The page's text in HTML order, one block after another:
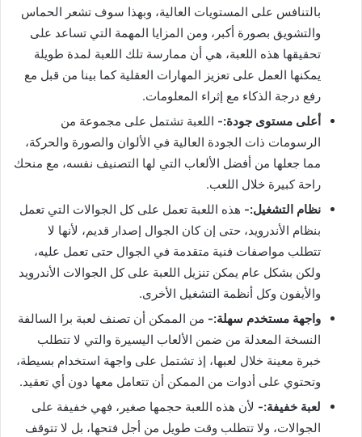
بالتنافس على المستويات العالية، وبهذا سوف تشعر الحماس
والتشويق بصورة أكبر، ومن المزايا المهمة التي تساعد على
تحقيقها هذه اللعبة، هي أن ممارسة تلك اللعبة لمدة طويلة
يمكنها العمل على تعزيز المهارات العقلية كما بينا من قبل مع
رفع درجة الذكاء مع إثراء المعلومات.
أعلى مستوى جودة:- اللعبة تشتمل على مجموعة من
الرسومات ذات الجودة العالية في الألوان والصورة والحركة،
مما جعلها من أفضل الألعاب التي لها التصنيف نفسه، مع منحك
راحة كبيرة خلال اللعب.
نظام التشغيل:- هذه اللعبة تعمل على كل الجوالات التي تعمل
بنظام الأندرويد، حتى إن كان الجوال إصدار قديم، لأنها لا
تتطلب مواصفات فنية متقدمة في الجوال حتى تعمل عليه،
ولكن بشكل عام يمكن تنزيل اللعبة على كل الجوالات الأندرويد
والأيفون وكل أنظمة التشغيل الأخرى.
واجهة مستخدم سهلة:- من الممكن أن تصنف لعبة برا السالفة
النسخة المعدلة من ضمن الألعاب اليسيرة والتي لا تتطلب
خبرة معينة خلال لعبها، إذ تشتمل على واجهة استخدام بسيطة،
وتحتوي على أدوات من الممكن أن تتعامل معها دون أي تعقيد.
لعبة خفيفة:- لأن هذه اللعبة حجمها صغير، فهي خفيفة على
الجوالات، ولا تتطلب وقت طويل من أجل فتحها، بل لا تتوقف